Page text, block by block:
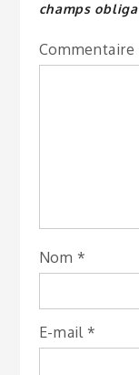
champs
Commentaire
Nom *
E-mail *